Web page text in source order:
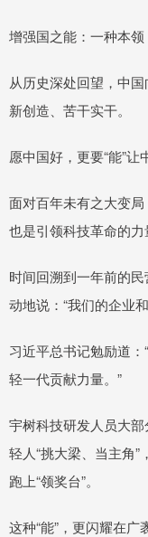
增强国之能：一种本
从历史深处回望，中
新创造、苦干实干。
愿中国好，更要“能”让
面对百年未有之大变局
也是引领科技革命的力
时间回溯到一年前的
动地说：“我们的企业
习近平总书记勉励道
轻一代贡献力量。”
宇树科技研发人员大
轻人“挑大梁、当主角”
跑上“领奖台”。
这种“能”，更闪耀在广